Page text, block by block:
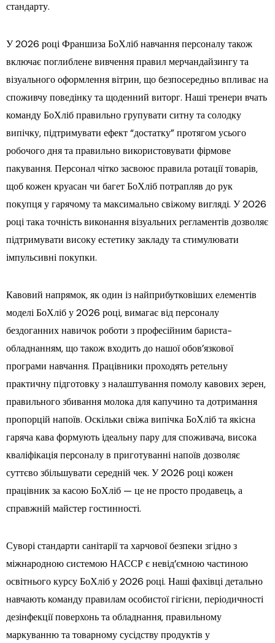
стандарту.
У 2026 році Франшиза БоХліб навчання персоналу також
включає поглиблене вивчення правил мерчандайзингу та
візуального оформлення вітрин, що безпосередньо впливає на
споживчу поведінку та щоденний виторг. Наші тренери вчать
команду БоХліб правильно групувати ситну та солодку
випічку, підтримувати ефект “достатку” протягом усього
робочого дня та правильно використовувати фірмове
пакування. Персонал чітко засвоює правила ротації товарів,
щоб кожен круасан чи багет БоХліб потрапляв до рук
покупця у гарячому та максимально свіжому вигляді. У 2026
році така точність виконання візуальних регламентів дозволяє
підтримувати високу естетику закладу та стимулювати
імпульсивні покупки.
Кавовий напрямок, як один із найприбутковіших елементів
моделі БоХліб у 2026 році, вимагає від персоналу
бездоганних навичок роботи з професійним бариста-
обладнанням, що також входить до нашої обов’язкової
програми навчання. Працівники проходять ретельну
практичну підготовку з налаштування помолу кавових зерен,
правильного збивання молока для капучино та дотримання
пропорцій напоїв. Оскільки свіжа випічка БоХліб та якісна
гаряча кава формують ідеальну пару для споживача, висока
кваліфікація персоналу в приготуванні напоїв дозволяє
суттєво збільшувати середній чек. У 2026 році кожен
працівник за касою БоХліб — це не просто продавець, а
справжній майстер гостинності.
Суворі стандарти санітарії та харчової безпеки згідно з
міжнародною системою НАССР є невід’ємною частиною
освітнього курсу БоХліб у 2026 році. Наші фахівці детально
навчають команду правилам особистої гігієни, періодичності
дезінфекції поверхонь та обладнання, правильному
маркуванню та товарному сусідству продуктів у